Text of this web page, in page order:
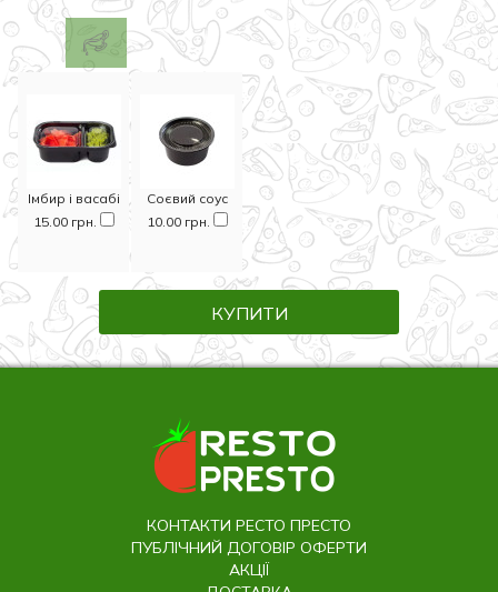
Імбир і васабі
15.00 грн.
Соєвий соус
10.00 грн.
КУПИТИ
КОНТАКТИ РЕСТО ПРЕСТО
ПУБЛІЧНИЙ ДОГОВІР ОФЕРТИ
АКЦІЇ